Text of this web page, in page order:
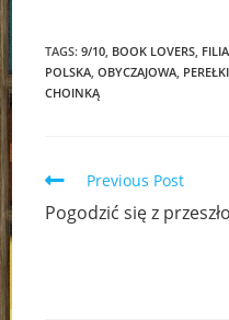
TAGS:9/10 BOOK LOVERS FILIA
POLSKA OBYCZAJOWA
CHOINKĄ
Read
articles
Previous Post
Pogodzić się z